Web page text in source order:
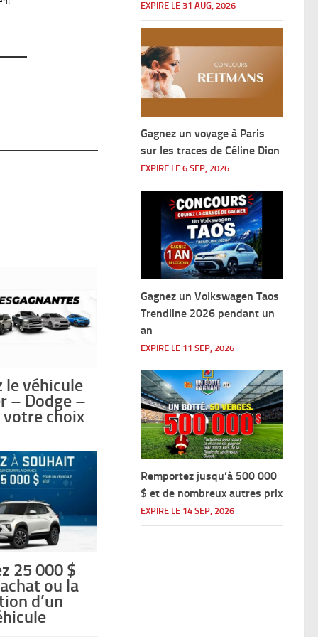
de
le
tout
le véhicule
– Dodge –
votre choix
25 000 $
ou la
d’un
EXPIRE LE 31 AUG, 2026
Gagnez un voyage à Paris
sur les traces de Céline Dion
EXPIRE LE 6 SEP, 2026
Gagnez un Volkswagen Taos
Trendline 2026 pendant un
an
EXPIRE LE 11 SEP, 2026
Remportez jusqu’à 500 000
$ et de nombreux autres prix
EXPIRE LE 14 SEP, 2026